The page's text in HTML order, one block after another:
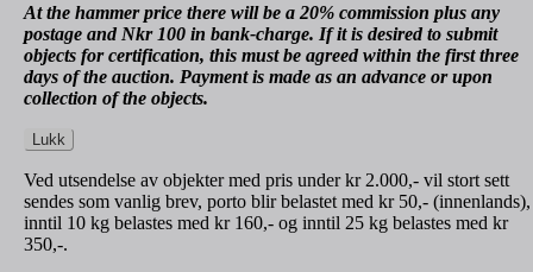
At the hammer price there will be a 20% commission plus any
postage and Nkr 100 in bank-charge. If it is desired to submit
objects for certification, this must be agreed within the first three
days of the auction. Payment is made as an advance or upon
collection of the objects.
Lukk
Ved utsendelse av objekter med pris under kr 2.000,- vil stort sett
sendes som vanlig brev, porto blir belastet med kr 50,- (innenlands),
inntil 10 kg belastes med kr 160,- og inntil 25 kg belastes med kr
350,-.